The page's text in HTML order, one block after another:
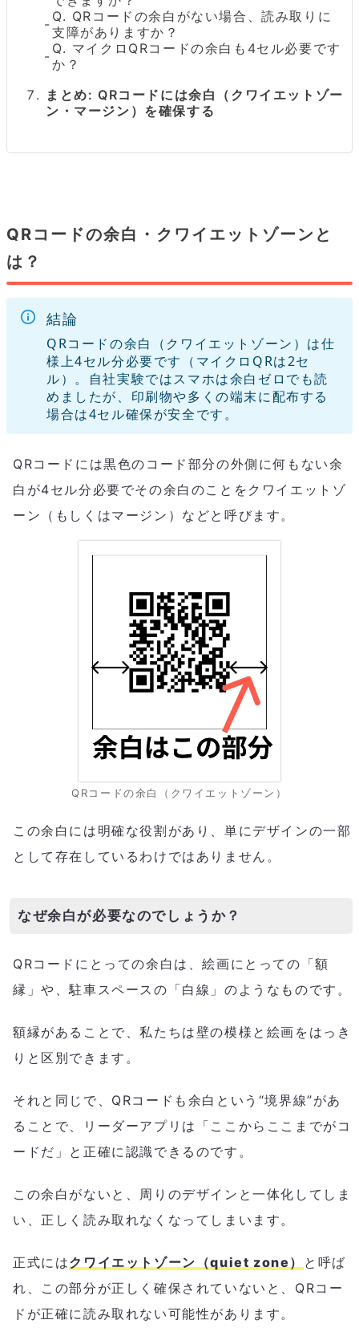
Q. QRコードの余白がない場合、読み取りに
支障がありますか？
Q. マイクロQRコードの余白も4セル必要です
か？
まとめ: QRコードには余白（クワイエットゾー
ン・マージン）を確保する
QRコードの余白・クワイエットゾーンと
は？
結論
QRコードの余白（クワイエットゾーン）は仕
様上4セル分必要です（マイクロQRは2セ
ル）。自社実験ではスマホは余白ゼロでも読
めましたが、印刷物や多くの端末に配布する
場合は4セル確保が安全です。
QRコードには黒色のコード部分の外側に何もない余
白が4セル分必要でその余白のことをクワイエットゾ
ーン（もしくはマージン）などと呼びます。
QRコードの余白（クワイエットゾーン）
この余白には明確な役割があり、単にデザインの一部
として存在しているわけではありません。
なぜ余白が必要なのでしょうか？
QRコードにとっての余白は、絵画にとっての「額
縁」や、駐車スペースの「白線」のようなものです。
額縁があることで、私たちは壁の模様と絵画をはっき
りと区別できます。
それと同じで、QRコードも余白という“境界線”があ
ることで、リーダーアプリは「ここからここまでがコ
ードだ」と正確に認識できるのです。
この余白がないと、周りのデザインと一体化してしま
い、正しく読み取れなくなってしまいます。
正式にはクワイエットゾーン（quiet zone） と呼ば
れ、この部分が正しく確保されていないと、QRコー
ドが正確に読み取れない可能性があります。